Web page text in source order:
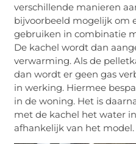
verschillende manieren
bijvoorbeeld mogelijk om
gebruiken in combinatie
De kachel wordt dan
verwarming. Als de
dan wordt er geen gas
in werking. Hiermee
in de woning. Het is
met de kachel het water
afhankelijk van het model.